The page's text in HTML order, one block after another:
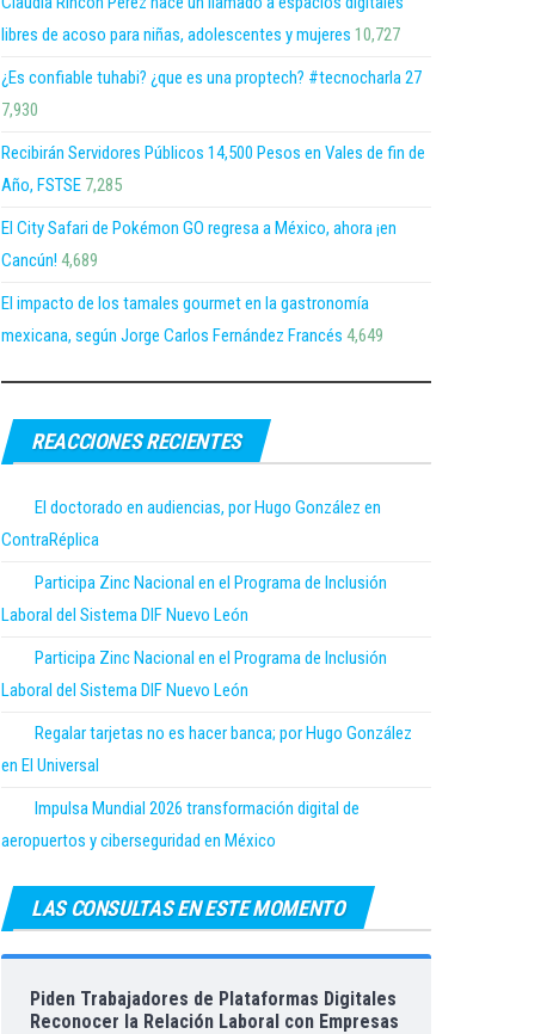
libres de acoso para niñas, adolescentes y mujeres 10,727
¿Es confiable tuhabi? ¿que es una proptech? #tecnocharla 27
7,930
Recibirán Servidores Públicos 14,500 Pesos en Vales de fin de
Año, FSTSE 7,285
El City Safari de Pokémon GO regresa a México, ahora ¡en
Cancún! 4,689
El impacto de los tamales gourmet en la gastronomía
mexicana, según Jorge Carlos Fernández Francés 4,649
REACCIONES RECIENTES
El doctorado en audiencias, por Hugo González en
ContraRéplica
Participa Zinc Nacional en el Programa de Inclusión
Laboral del Sistema DIF Nuevo León
Participa Zinc Nacional en el Programa de Inclusión
Laboral del Sistema DIF Nuevo León
Regalar tarjetas no es hacer banca; por Hugo González
en El Universal
Impulsa Mundial 2026 transformación digital de
aeropuertos y ciberseguridad en México
LAS CONSULTAS EN ESTE MOMENTO
Piden Trabajadores de Plataformas Digitales
Reconocer la Relación Laboral con Empresas